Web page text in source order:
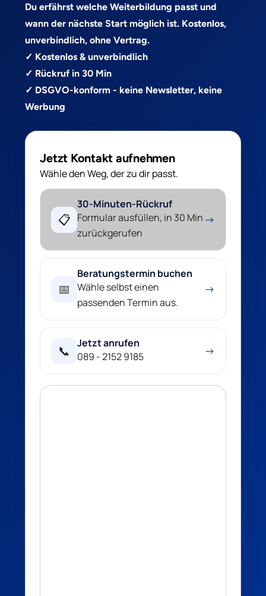
Du erfährst welche Weiterbildung passt und
wann der nächste Start möglich ist. Kostenlos,
unverbindlich, ohne Vertrag.
✓ Kostenlos & unverbindlich
✓ Rückruf in 30 Min
✓ DSGVO-konform - keine Newsletter, keine
Werbung
Jetzt Kontakt aufnehmen
Wähle den Weg, der zu dir passt.
📋
30-Minuten-Rückruf
Formular ausfüllen, in 30 Min
zurückgerufen
→
📅
Beratungstermin buchen
Wähle selbst einen
passenden Termin aus.
→
📞
Jetzt anrufen
089 - 2152 9185
→